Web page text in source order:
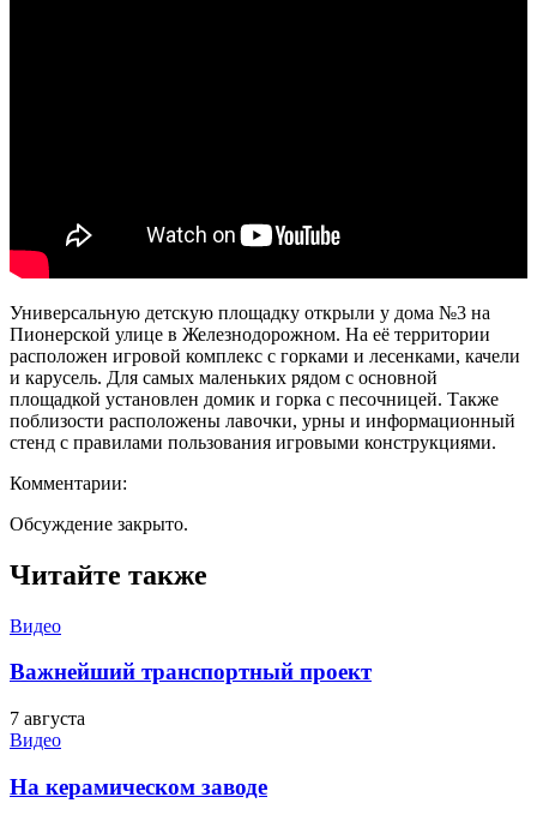
Универсальную детскую площадку открыли у дома №3 на
Пионерской улице в Железнодорожном. На её территории
расположен игровой комплекс с горками и лесенками, качели
и карусель. Для самых маленьких рядом с основной
площадкой установлен домик и горка с песочницей. Также
поблизости расположены лавочки, урны и информационный
стенд с правилами пользования игровыми конструкциями.
Комментарии:
Обсуждение закрыто.
Читайте также
Видео
Важнейший транспортный проект
7 августа
Видео
На керамическом заводе